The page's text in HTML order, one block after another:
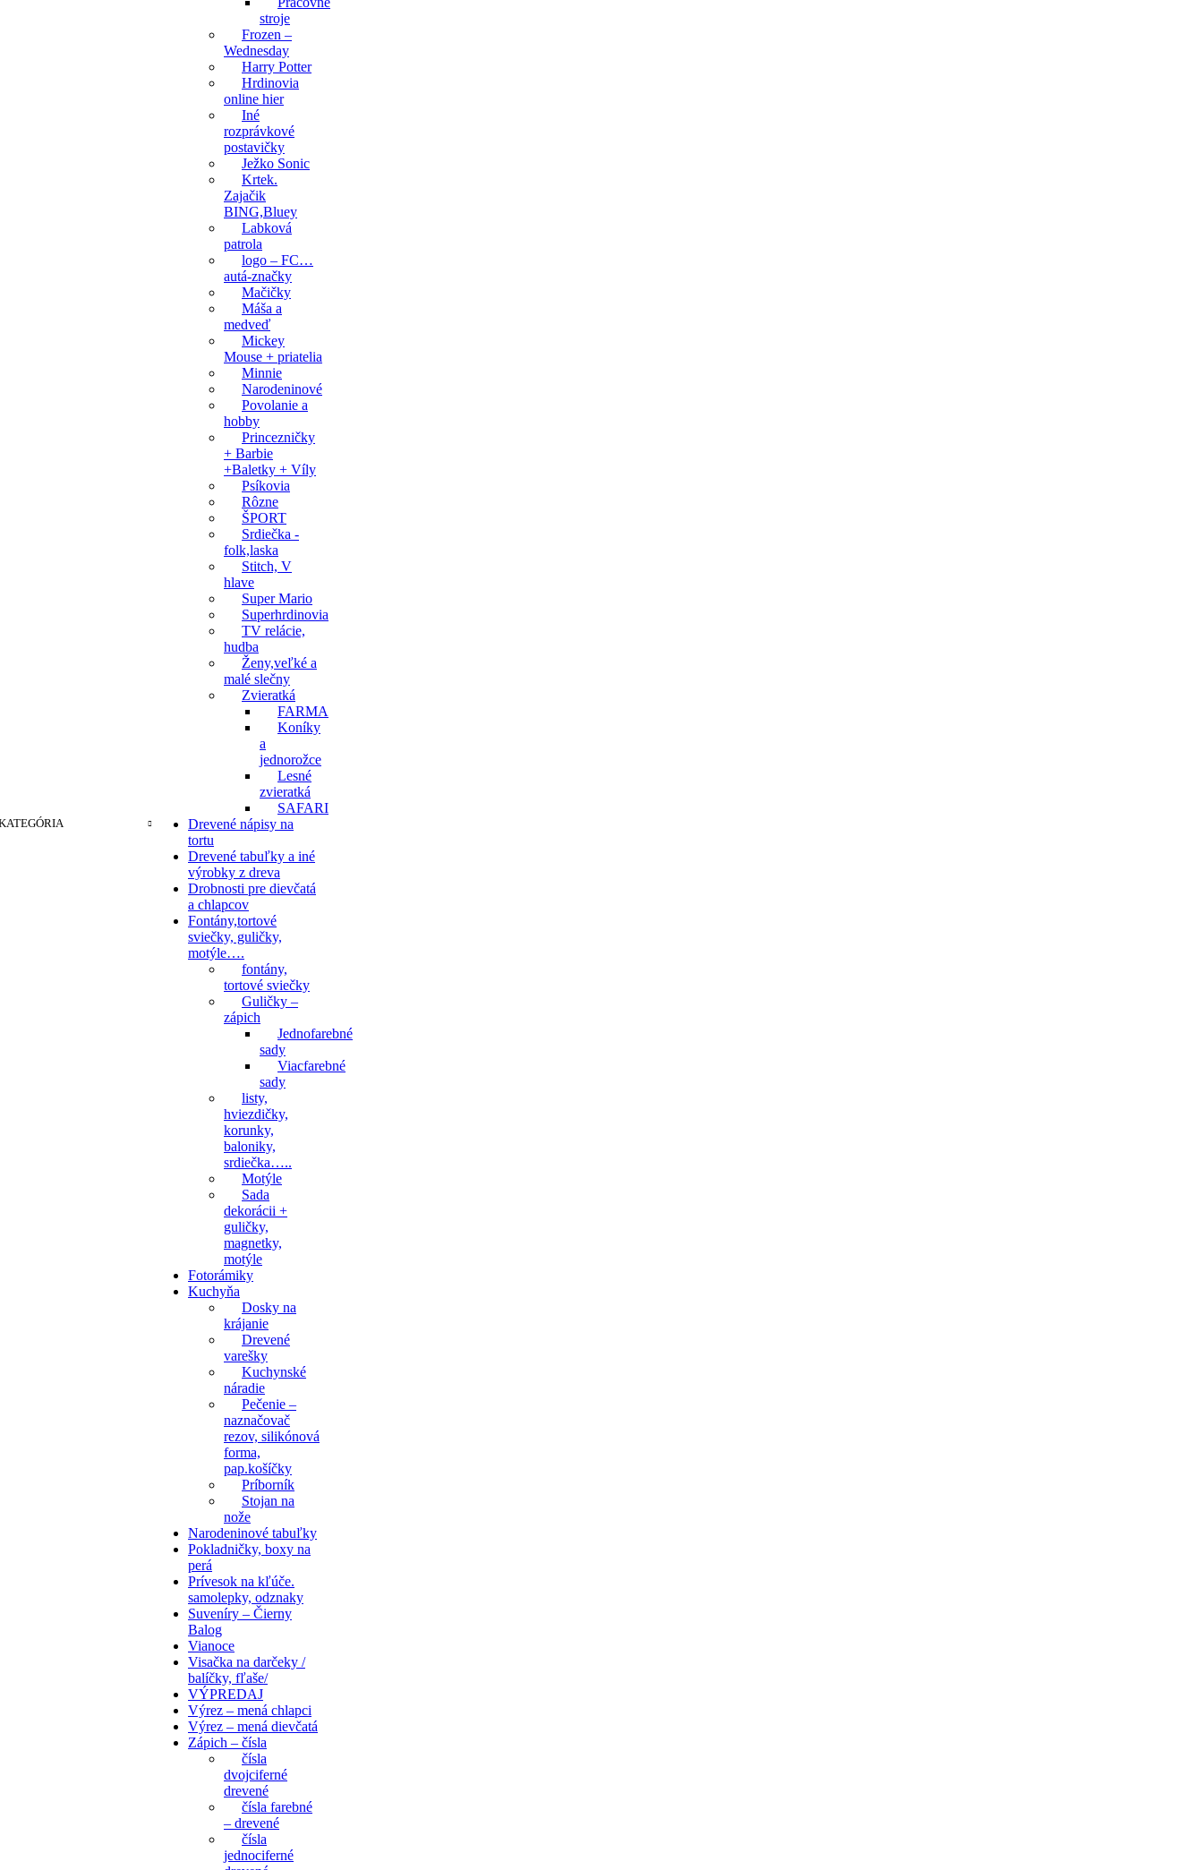
stroje
Frozen –
Wednesday
Harry Potter
Hrdinovia
online hier
Iné
rozprávkové
postavičky
Ježko Sonic
Krtek.
Zajačik
BING,Bluey
Labková
patrola
logo – FC…
autá-značky
Mačičky
Máša a
medveď
Mickey
Mouse + priatelia
Minnie
Narodeninové
Povolanie a
hobby
Princezničky
+ Barbie
+Baletky + Víly
Psíkovia
Rôzne
ŠPORT
Srdiečka -
folk,laska
Stitch, V
hlave
Super Mario
Superhrdinovia
TV relácie,
hudba
Ženy,veľké a
malé slečny
Zvieratká
FARMA
Koníky
a
jednorožce
Lesné
zvieratká
SAFARI
Drevené nápisy na
tortu
Drevené tabuľky a iné
výrobky z dreva
Drobnosti pre dievčatá
a chlapcov
Fontány,tortové
sviečky, guličky,
motýle….
fontány,
tortové sviečky
Guličky –
zápich
Jednofarebné
sady
Viacfarebné
sady
listy,
hviezdičky,
korunky,
baloniky,
srdiečka…..
Motýle
Sada
dekorácii +
guličky,
magnetky,
motýle
Fotorámiky
Kuchyňa
Dosky na
krájanie
Drevené
varešky
Kuchynské
náradie
Pečenie –
naznačovač
rezov, silikónová
forma,
pap.košíčky
Príborník
Stojan na
nože
Narodeninové tabuľky
Pokladničky, boxy na
perá
Prívesok na kľúče.
samolepky, odznaky
Suveníry – Čierny
Balog
Vianoce
Visačka na darčeky /
balíčky, fľaše/
VÝPREDAJ
Výrez – mená chlapci
Výrez – mená dievčatá
Zápich – čísla
čísla
dvojciferné
drevené
čísla farebné
– drevené
čísla
jednociferné